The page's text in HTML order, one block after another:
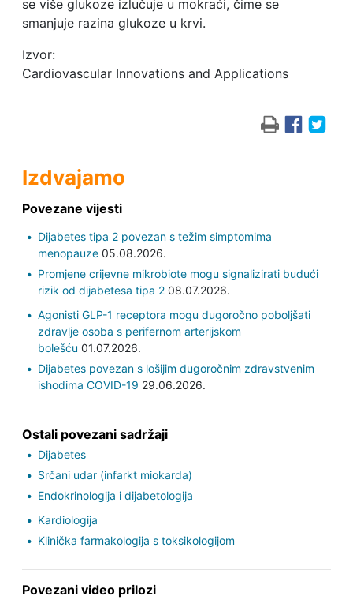
se više glukoze izlučuje u mokraći, čime se
smanjuje razina glukoze u krvi.
Izvor:
Cardiovascular Innovations and Applications
Izdvajamo
Povezane vijesti
Dijabetes tipa 2 povezan s težim simptomima
menopauze05.08.2026.
Promjene crijevne mikrobiote mogu signalizirati budući
rizik od dijabetesa tipa 208.07.2026.
Agonisti GLP-1 receptora mogu dugoročno poboljšati
zdravlje osoba s perifernom arterijskom
bolešću 01.07.2026.
Dijabetes povezan s lošijim dugoročnim zdravstvenim
ishodima COVID-19 29.06.2026.
Ostali povezani sadržaji
Dijabetes
Srčani udar (infarkt miokarda)
Endokrinologija i dijabetologija
Kardiologija
Klinička farmakologija s toksikologijom
Povezani video prilozi